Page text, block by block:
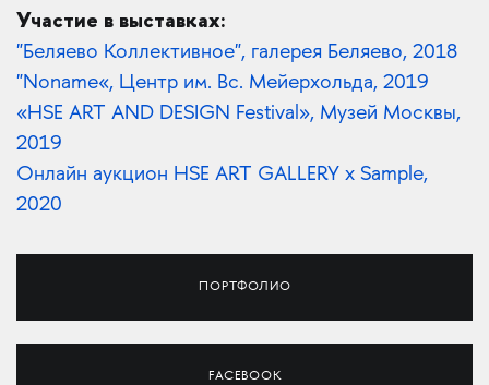
Участие в выставках:
"Беляево Коллективное"‎, галерея Беляево, 2018
"Noname«‎, Центр им. Вс. Мейерхольда, 2019
«‎HSE ART AND DESIGN Festival», Музей Москвы,
2019‎
Онлайн аукцион HSE ART GALLERY x Sample,
2020
ПОРТФОЛИО
FACEBOOK